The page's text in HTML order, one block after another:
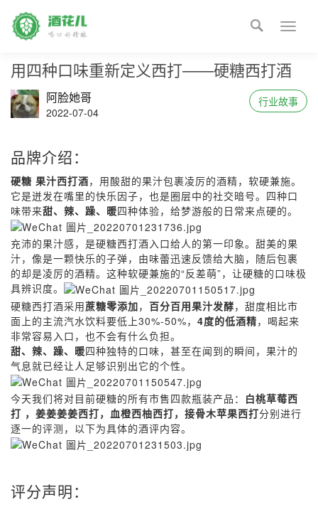
Toggle

用四种口味重新定义西打——硬糖西打酒
阿脸她哥
2022-07-04
行业故事
品牌介绍：
硬糖 果汁西打酒，用酸甜的果汁包裹凌厉的酒精，软硬兼施。
它是迸发在嘴里的快乐因子，也是圈层中的社交暗号。四种口
味带来甜、辣、躁、暖四种体验，给梦游般的日常来点硬的。
充沛的果汁感，是硬糖西打酒入口给人的第一印象。甜美的果
汁，像是一颗快乐的子弹，由味蕾迅速反馈给大脑，随后包裹
的却是凌厉的酒精。这种软硬兼施的“反差萌”，让硬糖的口味极
具辨识度。
硬糖西打酒采用蔗糖零添加， 百分百用果汁发酵，甜度相比市
面上的主流汽水饮料要低上30%-50%， 4度的低酒精，喝起来
非常容易入口，也不会有什么负担。
甜、辣、躁、暖四种独特的口味，甚至在闻到的瞬间，果汁的
气息就已经让人足够识别出它的个性。
今天我们将对目前硬糖的所有市售四款瓶装产品： 白桃草莓西
打 ，姜姜姜姜西打，血橙西柚西打，接骨木苹果西打分别进行
逐一的评测，以下为具体的酒评内容。
评分声明：